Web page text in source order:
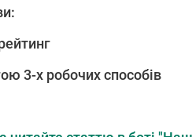
3-х робочих способів